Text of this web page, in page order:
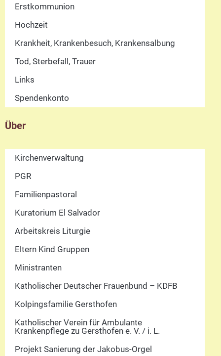
Erstkommunion
Hochzeit
Krankheit, Krankenbesuch, Krankensalbung
Tod, Sterbefall, Trauer
Links
Spendenkonto
Über
Kirchenverwaltung
PGR
Familienpastoral
Kuratorium El Salvador
Arbeitskreis Liturgie
Eltern Kind Gruppen
Ministranten
Katholischer Deutscher Frauenbund – KDFB
Kolpingsfamilie Gersthofen
Katholischer Verein für Ambulante
Krankenpflege zu Gersthofen e. V. / i. L.
Projekt Sanierung der Jakobus-Orgel